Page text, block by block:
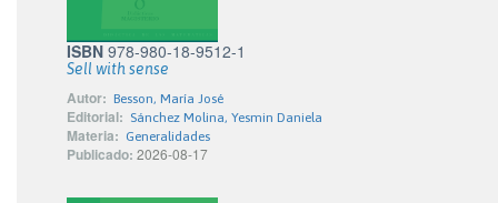
ISBN 978-980-18-9512-1
Sell with sense
Autor: Besson, María José
Editorial: Sánchez Molina, Yesmin Daniela
Materia: Generalidades
Publicado: 2026-08-17